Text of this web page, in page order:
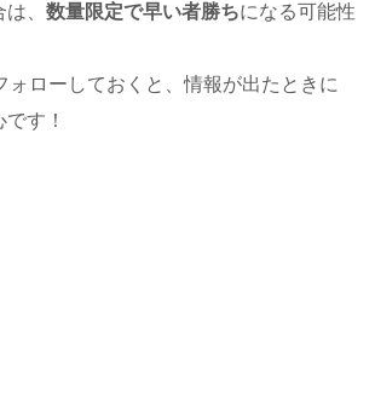
、 数量限定で早い者勝ちになる可能性
ォローしておくと、情報が出たときに
す！